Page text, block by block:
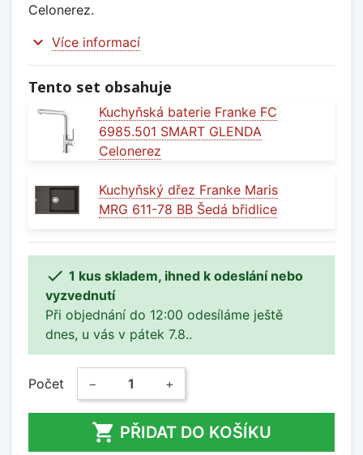
Celonerez.
expand_more Více informací
Tento set obsahuje
Kuchyňská baterie Franke FC
6985.501 SMART GLENDA
Celonerez
Kuchyňský dřez Franke Maris
MRG 611-78 BB Šedá břidlice
 1 kus skladem, ihned k odeslání nebo
vyzvednutí
Při objednání do 12:00 odesíláme ještě
dnes, u vás v pátek 7.8..
Počet − +
 PŘIDAT DO KOŠÍKU